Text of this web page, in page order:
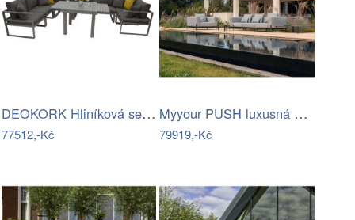
DEOKORK Hliníková sestava jídelní pro 8…
77512,-Kč
Myyour PUSH luxusná sedacia súprava -…
79919,-Kč